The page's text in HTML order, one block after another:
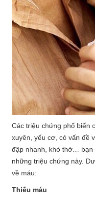
Các triệu chứng phổ biến
xuyên, yếu cơ, có vấn đề
đập nhanh, khó thở… bạn
những triệu chứng này.
về máu:
Thiếu máu